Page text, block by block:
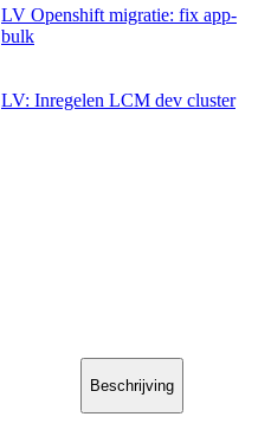
LV Openshift migratie: fix app-
bulk
LV: Inregelen LCM dev cluster
Beschrijving